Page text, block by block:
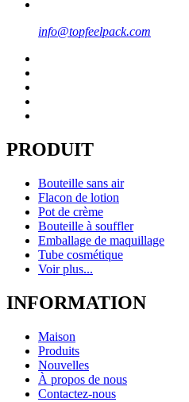
info@topfeelpack.com
PRODUIT
Bouteille sans air
Flacon de lotion
Pot de crème
Bouteille à souffler
Emballage de maquillage
Tube cosmétique
Voir plus...
INFORMATION
Maison
Produits
Nouvelles
À propos de nous
Contactez-nous